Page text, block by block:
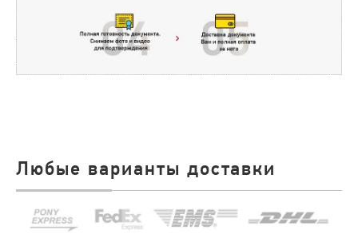
Любые варианты доставки